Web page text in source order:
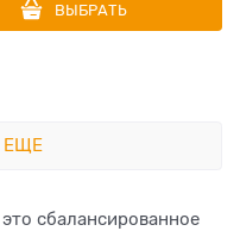
ВЫБРАТЬ
ЕЩЕ
сбалансированное